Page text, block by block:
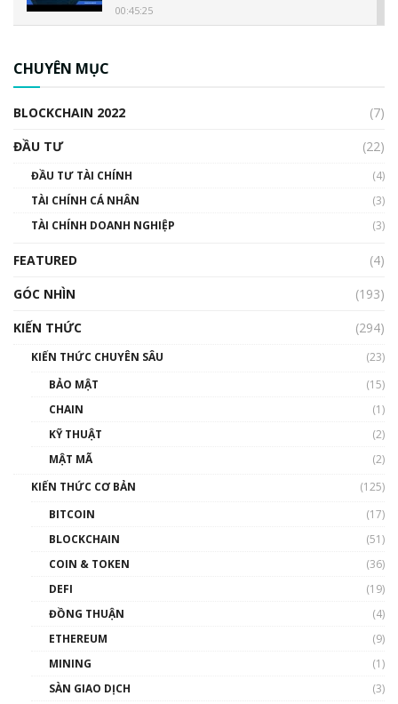
00:45:25
00:02:14
Nhìn lại năm 2022: Những sự kiện ảnh hưởng
đến hệ sinh thái tiền mã hoá | Phổ cập
00:43:47
như thể nào?
00:39:31
Phổ cập Blockchain
thống & Crypto qua các cuộc chiến | Phổ cập
CHUYÊN MỤC
BLOCKCHAIN 2022
(7)
ĐẦU TƯ
(22)
ĐẦU TƯ TÀI CHÍNH
(4)
TÀI CHÍNH CÁ NHÂN
(3)
TÀI CHÍNH DOANH NGHIỆP
(3)
FEATURED
(4)
GÓC NHÌN
(193)
KIẾN THỨC
(294)
KIẾN THỨC CHUYÊN SÂU
(23)
BẢO MẬT
(15)
CHAIN
(1)
KỸ THUẬT
(2)
MẬT MÃ
(2)
KIẾN THỨC CƠ BẢN
(125)
BITCOIN
(17)
BLOCKCHAIN
(51)
COIN & TOKEN
(36)
DEFI
(19)
ĐỒNG THUẬN
(4)
ETHEREUM
(9)
MINING
(1)
SÀN GIAO DỊCH
(3)